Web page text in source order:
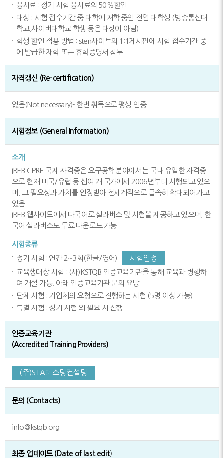
응시료 : 정기 시험 응시료의 50%할인
대상 : 시험 접수기간 중 대학에 재학 중인 전업 대학생 (방송통신대
학교,사이버대학교 학생 등은 대상이 아님)
학생 할인 적용 방법 : sten사이트의 1:1게시판에 시험 접수기간 중
에 발급한 재학 또는 휴학증명서 첨부
자격갱신 (Re-certification)
없음(Not necessary)- 한번 취득으로 평생 인증
시험정보 (General Information)
소개
IREB CPRE 국제 자격증은 요구공학 분야에서는 국내 유일한 자격증
으로 현재 미국/유럽 등 십여 개 국가에서 2006년부터 시행되고 있으
며, 그 필요성과 가치를 인정받아 전세계적으로 급속히 확대되어가고
있음
IREB 웹사이트에서 다국어로 실라버스 및 시험을 제공하고 있으며, 한
국어 실라버스도 무료 다운로드 가능
시험종류
정기 시험 : 연간 2~3회(한글/영어)
시험일정
교육생대상 시험 : (사)KSTQB 인증교육기관을 통해 교육과 병행하
여 개설 가능. 아래 인증교육기관 문의 요망
단체 시험 : 기업체의 요청으로 진행하는 시험 (5명 이상 가능)
특별 시험 : 정기 시험 외 필요 시 진행
인증교육기관
(Accredited Training Providers)
(주)STA테스팅컨설팅
문의 (Contacts)
info@kstqb.org
최종 업데이트 (Date of last edit)